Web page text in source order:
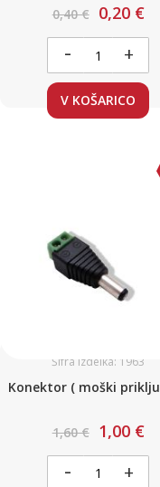
0,40 € 0,20 €
- +
V KOŠARICO
Šifra izdelka: 1963
Konektor ( moški
1,60 € 1,00 €
- +